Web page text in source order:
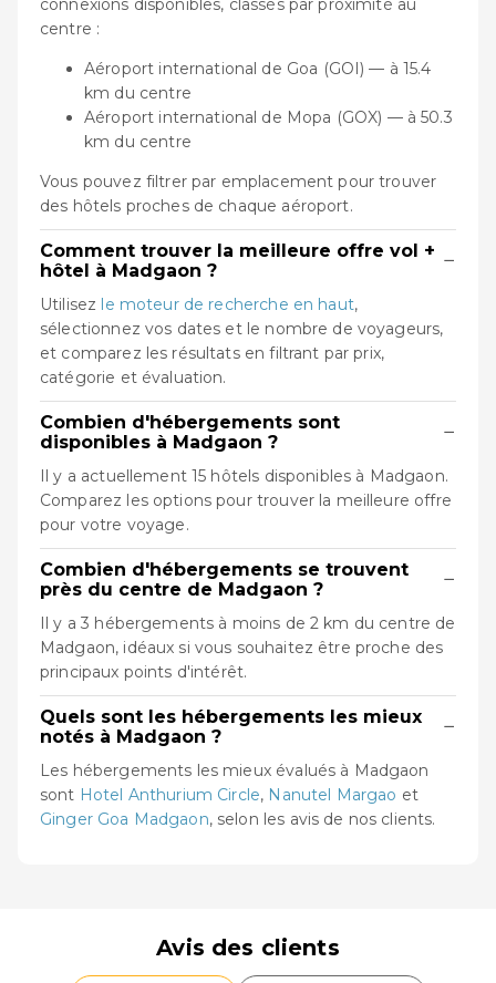
connexions disponibles, classés par proximité au
centre :
Aéroport international de Goa (GOI) — à 15.4
km du centre
Aéroport international de Mopa (GOX) — à 50.3
km du centre
Vous pouvez filtrer par emplacement pour trouver
des hôtels proches de chaque aéroport.
Comment trouver la meilleure offre vol +
hôtel à Madgaon ?
−
Utilisez le moteur de recherche en haut,
sélectionnez vos dates et le nombre de voyageurs,
et comparez les résultats en filtrant par prix,
catégorie et évaluation.
Combien d'hébergements sont
disponibles à Madgaon ?
−
Il y a actuellement 15 hôtels disponibles à Madgaon.
Comparez les options pour trouver la meilleure offre
pour votre voyage.
Combien d'hébergements se trouvent
près du centre de Madgaon ?
−
Il y a 3 hébergements à moins de 2 km du centre de
Madgaon, idéaux si vous souhaitez être proche des
principaux points d'intérêt.
Quels sont les hébergements les mieux
notés à Madgaon ?
−
Les hébergements les mieux évalués à Madgaon
sont Hotel Anthurium Circle, Nanutel Margao et
Ginger Goa Madgaon, selon les avis de nos clients.
Avis des clients